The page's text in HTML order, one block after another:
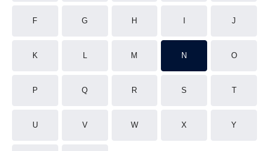
F G H J
K L M N O
P Q R S T
U V W X Y